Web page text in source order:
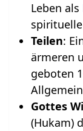
Leben als
Teilen:
ärmeren
geboten
Gottes
(Hukam)